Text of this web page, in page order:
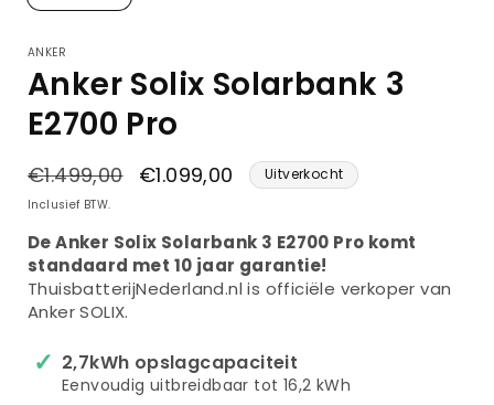
ANKER
Anker Solix Solarbank 3
E2700 Pro
Normale
prijs
€1.499,00 Aanbiedingsprijs
€1.099,00 Uitverkocht
Inclusief BTW.
De Anker Solix Solarbank 3 E2700 Pro komt
standaard met 10 jaar garantie!
ThuisbatterijNederland.nl is officiële verkoper van
Anker SOLIX.
2,7kWh opslagcapaciteit
Eenvoudig uitbreidbaar tot 16,2 kWh